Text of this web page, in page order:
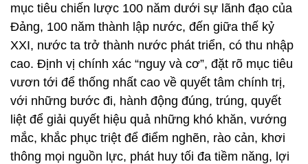
mục tiêu chiến lược 100 năm dưới sự lãnh đạo của
Đảng, 100 năm thành lập nước, đến giữa thế kỷ
XXI, nước ta trở thành nước phát triển, có thu nhập
cao. Định vị chính xác “nguy và cơ”, đặt rõ mục tiêu
vươn tới để thống nhất cao về quyết tâm chính trị,
với những bước đi, hành động đúng, trúng, quyết
liệt để giải quyết hiệu quả những khó khăn, vướng
mắc, khắc phục triệt để điểm nghẽn, rào cản, khơi
thông mọi nguồn lực, phát huy tối đa tiềm năng, lợi